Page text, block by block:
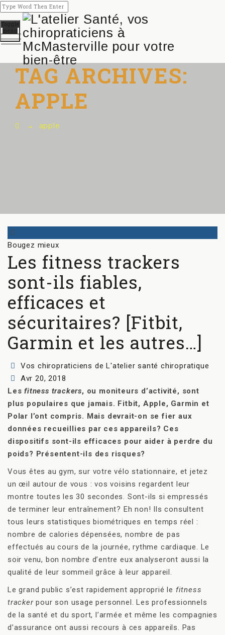
Toggle
menu
TAG ARCHIVES:
APPLE
→ apple
Categories
Bougez mieux
Les fitness trackers
sont-ils fiables,
efficaces et
sécuritaires? [Fitbit,
Garmin et les autres…]
Author
Vos chiropraticiens de L'atelier santé chiropratique
Posted
on
Avr 20, 2018
Lesfitness trackers, ou moniteurs d’activité, sont
plus populaires que jamais. Fitbit, Apple, Garmin et
Polar l’ont compris. Mais devrait-on se fier aux
données recueillies par ces appareils? Ces
dispositifs sont-ils efficaces pour aider à perdre du
poids? Présentent-ils des risques?
Vous êtes au gym, sur votre vélo stationnaire, et jetez
un œil autour de vous : vos voisins regardent leur
montre toutes les 30 secondes. Sont-ils si empressés
de terminer leur entraînement? Eh non! Ils consultent
tous leurs statistiques biométriques en temps réel :
nombre de calories dépensées, nombre de pas
effectués au cours de la journée, rythme cardiaque. Le
soir venu, bon nombre d’entre eux analyseront aussi la
qualité de leur sommeil grâce à leur appareil.
Le grand public s’est rapidement approprié le fitness
trackerpour son usage personnel. Les professionnels
de la santé et du sport, l’armée et même les compagnies
d’assurance ont aussi recours à ces appareils. Pas